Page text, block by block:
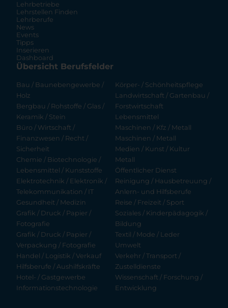
Lehrbetriebe
Lehrstellen Finden
Lehrberufe
News
Events
Tipps
Inserieren
Dashboard
Übersicht Berufsfelder
Bau / Baunebengewerbe /
Holz
Bergbau / Rohstoffe / Glas /
Keramik / Stein
Büro / Wirtschaft /
Finanzwesen / Recht /
Sicherheit
Chemie / Biotechnologie /
Lebensmittel / Kunststoffe
Elektrotechnik / Elektronik /
Telekommunikation / IT
Gesundheit / Medizin
Grafik / Druck / Papier /
Fotografie
Grafik / Druck / Papier /
Verpackung / Fotografie
Handel / Logistik / Verkauf
Hilfsberufe / Aushilfskräfte
Hotel- / Gastgewerbe
Informationstechnologie
Körper- / Schönheitspflege
Landwirtschaft / Gartenbau /
Forstwirtschaft
Lebensmittel
Maschinen / Kfz / Metall
Maschinen / Metall
Medien / Kunst / Kultur
Metall
Öffentlicher Dienst
Reinigung / Hausbetreuung /
Anlern- und Hilfsberufe
Reise / Freizeit / Sport
Soziales / Kinderpädagogik /
Bildung
Textil / Mode / Leder
Umwelt
Verkehr / Transport /
Zustelldienste
Wissenschaft / Forschung /
Entwicklung